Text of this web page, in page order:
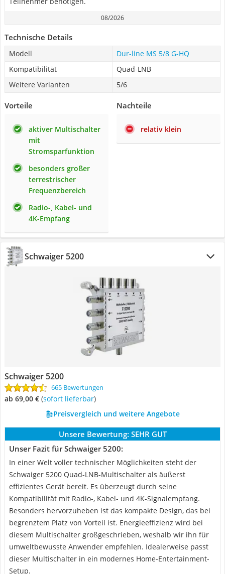
08/2026
Technische Details
Modell
Dur-line MS 5/8 G-HQ
Kompatibilität
Quad-LNB
Weitere Varianten
5/6
Vorteile
aktiver Multischalter
mit
Stromsparfunktion
besonders großer
terrestrischer
Frequenzbereich
Radio-, Kabel- und
4K-Empfang
Nachteile
relativ klein
Schwaiger 5200
Schwaiger 5200
665 Bewertungen
ab 69,00 € ( Sofort lieferbar)
Preisvergleich und weitere Angebote
Unsere Bewertung: SEHR GUT
Unser Fazit für Schwaiger 5200:
In einer Welt voller technischer Möglichkeiten steht der
Schwaiger 5200 Quad-LNB-Multischalter als äußerst
effizientes Gerät bereit. Es überzeugt durch seine
Kompatibilität mit Radio-, Kabel- und 4K-Signalempfang.
Besonders hervorzuheben ist das kompakte Design, das bei
begrenztem Platz von Vorteil ist. Energieeffizienz wird bei
diesem Multischalter großgeschrieben, weshalb wir ihn für
umweltbewusste Anwender empfehlen. Idealerweise passt
dieser Multischalter in ein modernes Home-Entertainment-
Setup.